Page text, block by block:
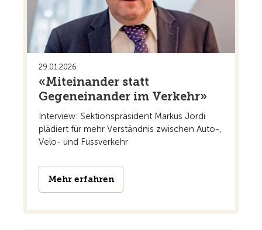
29.01.2026
«Miteinander statt
Gegeneinander im Verkehr»
Interview: Sektionspräsident Markus Jordi
plädiert für mehr Verständnis zwischen Auto-,
Velo- und Fussverkehr
Mehr erfahren